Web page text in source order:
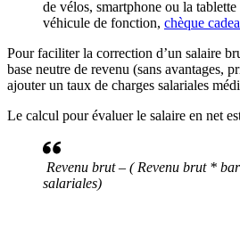
de vélos, smartphone ou la
véhicule de fonction, chèque
Pour faciliter la correction d’un salaire
base neutre de revenu (sans avantages,
ajouter un taux de charges salariales
Le calcul pour évaluer le salaire en net
Revenu brut – ( Revenu brut *
salariales)